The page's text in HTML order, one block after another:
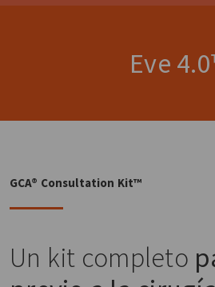
Eve
GCA® Consultation Kit™
Un kit completo